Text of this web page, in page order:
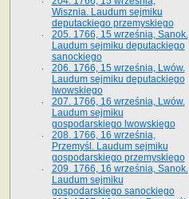
Wisznia. Laudum sejmiku
deputackiego przemyskiego
205. 1766, 15 września, Sanok.
Laudum sejmiku deputackiego
sanockiego
206. 1766, 15 września, Lwów.
Laudum sejmiku deputackiego
lwowskiego
207. 1766, 16 września, Lwów.
Laudum sejmiku
gospodarskiego lwowskiego
208. 1766, 16 września,
Przemyśl. Laudum sejmiku
gospodarskiego przemyskiego
209. 1766, 16 września, Sanok.
Laudum sejmiku
gospodarskiego sanockiego